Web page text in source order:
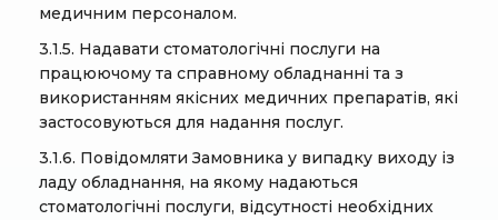
медичним персоналом.
3.1.5. Надавати стоматологічні послуги на
працюючому та справному обладнанні та з
використанням якісних медичних препаратів, які
застосовуються для надання послуг.
3.1.6. Повідомляти Замовника у випадку виходу із
ладу обладнання, на якому надаються
стоматологічні послуги, відсутності необхідних